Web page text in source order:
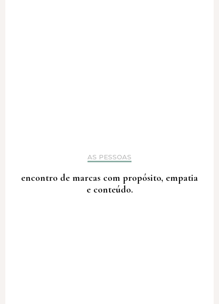
AS PESSOAS
encontro de marcas com propósito, empatia
e conteúdo.